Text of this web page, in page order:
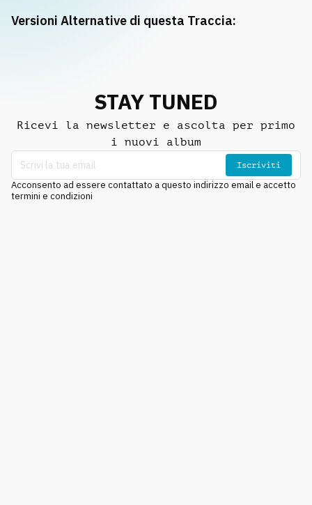
Versioni Alternative di questa Traccia:
STAY TUNED
Ricevi la newsletter e ascolta per primo
i nuovi album
Iscriviti
Acconsento ad essere contattato a questo indirizzo email e accetto
termini e condizioni